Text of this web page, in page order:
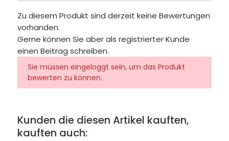
Zu diesem Produkt sind derzeit keine Bewertungen
vorhanden.
Gerne können Sie aber als registrierter Kunde
einen Beitrag schreiben.
Sie müssen eingeloggt sein, um das Produkt
bewerten zu können.
Kunden die diesen Artikel kauften,
kauften auch: